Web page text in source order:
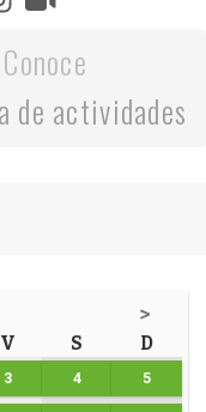
Conoce
de actividades
>
V S D
3 4 5